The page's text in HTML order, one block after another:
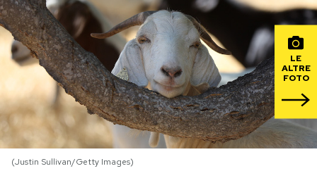
Sport
Mondiali calcio 2026
PODCAST
NEWSLETTER
LE
ALTRE
FOTO
(Justin Sullivan/Getty Images)